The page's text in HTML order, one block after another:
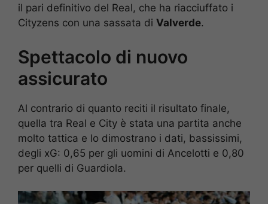
il pari definitivo del Real, che ha riacciuffato i
Cityzens con una sassata di Valverde.
Spettacolo di nuovo
assicurato
Al contrario di quanto reciti il risultato finale,
quella tra Real e City è stata una partita anche
molto tattica e lo dimostrano i dati, bassissimi,
degli xG: 0,65 per gli uomini di Ancelotti e 0,80
per quelli di Guardiola.